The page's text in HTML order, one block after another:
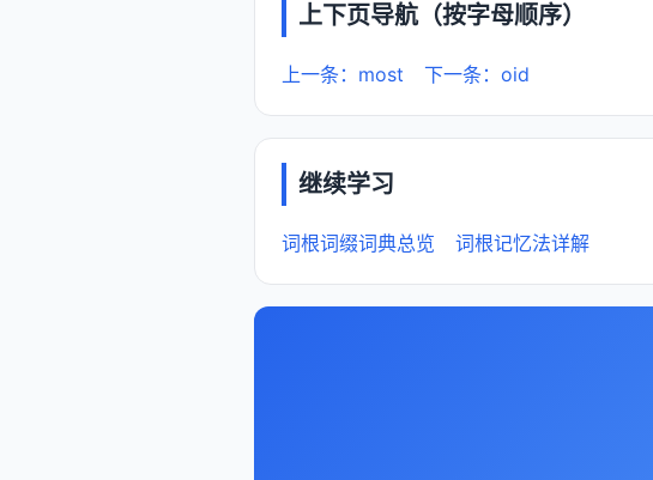
上下页导航（按字母顺序）
上一条：most 下一条：oid
继续学习
词根词缀词典总览 词根记忆法详解